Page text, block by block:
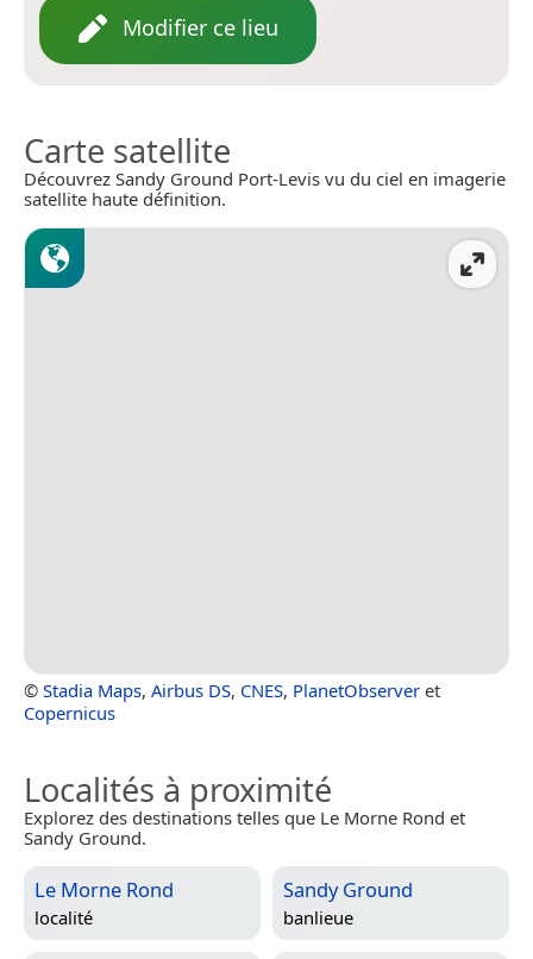
Modifier ce lieu
Carte satellite
Découvrez Sandy Ground Port-Levis vu du ciel en imagerie
satellite haute définition.
© Stadia Maps, Airbus DS, CNES, PlanetObserver et
Copernicus
Localités à proximité
Explorez des destinations telles que Le Morne Rond et
Sandy Ground.
Le Morne Rond
localité
Sandy Ground
banlieue